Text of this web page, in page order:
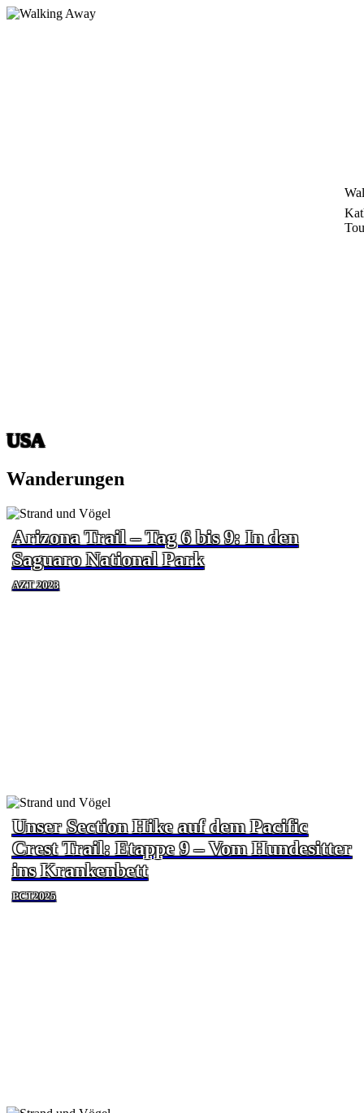
Zum
USA
Wanderungen
Arizona Trail – Tag 6 bis 9: In den
Saguaro National Park
AZT 2023
Unser Section Hike auf dem Pacific
Crest Trail: Etappe 9 – Vom Hundesitter
ins Krankenbett
PCT2025